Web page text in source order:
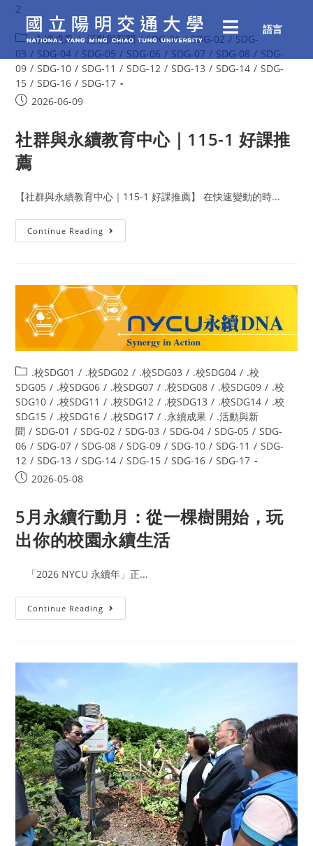
語言
2
.永續成果 / .活動與新聞 / SDG-01 / SDG-02 / SDG-
03 / SDG-04 / SDG-05 / SDG-06 / SDG-07 / SDG-08 / SDG-
09 / SDG-10 / SDG-11 / SDG-12 / SDG-13 / SDG-14 / SDG-
15 / SDG-16 / SDG-17
2026-06-09
社群與永續教育中心｜115-1 好課推
薦
【社群與永續教育中心｜115-1 好課推薦】 在快速變動的時...
Continue Reading
.校SDG01 / .校SDG02 / .校SDG03 / .校SDG04 / .校
SDG05 / .校SDG06 / .校SDG07 / .校SDG08 / .校SDG09 / .校
SDG10 / .校SDG11 / .校SDG12 / .校SDG13 / .校SDG14 / .校
SDG15 / .校SDG16 / .校SDG17 / .永續成果 / .活動與新
聞 / SDG-01 / SDG-02 / SDG-03 / SDG-04 / SDG-05 / SDG-
06 / SDG-07 / SDG-08 / SDG-09 / SDG-10 / SDG-11 / SDG-
12 / SDG-13 / SDG-14 / SDG-15 / SDG-16 / SDG-17
2026-05-08
5月永續行動月：從一棵樹開始，玩
出你的校園永續生活
「2026 NYCU 永續年」正...
Continue Reading